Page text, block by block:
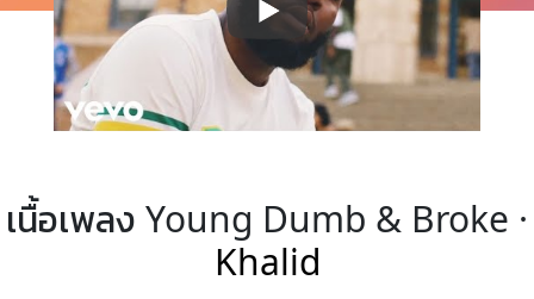
เนื้อเพลง Young Dumb & Broke ·
Khalid